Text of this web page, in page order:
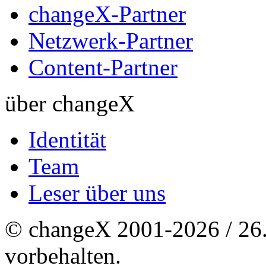
changeX-Partner
Netzwerk-Partner
Content-Partner
über changeX
Identität
Team
Leser über uns
© changeX 2001-2026 /
vorbehalten.